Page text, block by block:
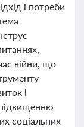
і потреби
війни, що
і
соціальних